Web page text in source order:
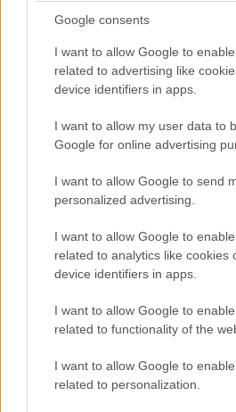
Google consents
I want to allow Google to
related to advertising like
device identifiers in apps.
I want to allow my user data to
Google for online advertising
I want to allow Google to send
personalized advertising.
I want to allow Google to
related to analytics like cookies
device identifiers in apps.
I want to allow Google to
related to functionality of the
I want to allow Google to
related to personalization.
Ο επίσημος προμηθευτής
Formula 1,Pirelli, θα
μαλακή), C4(μεσαία ) καιC3
ελαστικών. Πρόκειται για
στην γκάμα της ιταλικής
της χαμηλής φθοράς